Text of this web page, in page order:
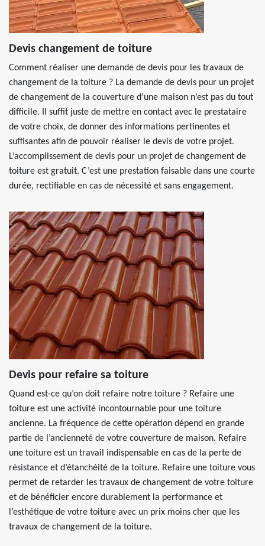
Devis changement de toiture
Comment réaliser une demande de devis pour les travaux de
changement de la toiture ? La demande de devis pour un projet
de changement de la couverture d’une maison n’est pas du tout
difficile. Il suffit juste de mettre en contact avec le prestataire
de votre choix, de donner des informations pertinentes et
suffisantes afin de pouvoir réaliser le devis de votre projet.
L’accomplissement de devis pour un projet de changement de
toiture est gratuit. C’est une prestation faisable dans une courte
durée, rectifiable en cas de nécessité et sans engagement.
Devis pour refaire sa toiture
Quand est-ce qu’on doit refaire notre toiture ? Refaire une
toiture est une activité incontournable pour une toiture
ancienne. La fréquence de cette opération dépend en grande
partie de l’ancienneté de votre couverture de maison. Refaire
une toiture est un travail indispensable en cas de la perte de
résistance et d’étanchéité de la toiture. Refaire une toiture vous
permet de retarder les travaux de changement de votre toiture
et de bénéficier encore durablement la performance et
l’esthétique de votre toiture avec un prix moins cher que les
travaux de changement de la toiture.